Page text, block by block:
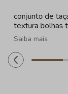
conjunto de
textura bolhas
- 260ml
Saiba mais